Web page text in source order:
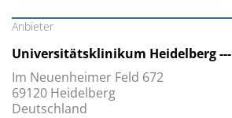
Anbieter
Universitätsklinikum Heidelberg ---
Im Neuenheimer Feld 672
69120 Heidelberg
Deutschland